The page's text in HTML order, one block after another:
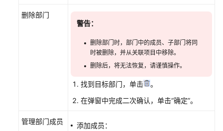
消
资
删除部门
警告：
删除部门时，部门中的成员、子部门将同
时被删除，并从关联项目中移除。
删除后，将无法恢复，请谨慎操作。
找到目标部门，单击
。
在弹窗中完成二次确认，单击“确定”。
管理部门成员
添加成员：